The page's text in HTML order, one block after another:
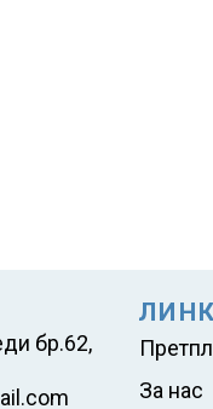
бр.62,
За нас